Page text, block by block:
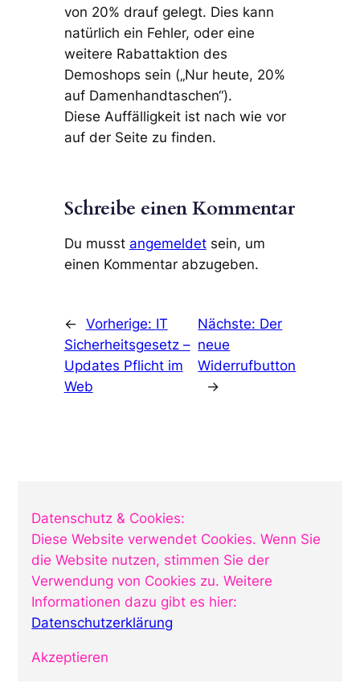
von 20% drauf gelegt. Dies kann
natürlich ein Fehler, oder eine
weitere Rabattaktion des
Demoshops sein („Nur heute, 20%
auf Damenhandtaschen“).
Diese Auffälligkeit ist nach wie vor
auf der Seite zu finden.
Schreibe einen Kommentar
Du musst angemeldetsein, um
einen Kommentar abzugeben.
← Vorherige: IT
Sicherheitsgesetz –
Updates Pflicht im
Web
Nächste: Der
neue
Widerrufbutton
→
Verschiedenes aus Commerce, Digitalisierung und
Business
Datenschutz & Cookies:
Diese Website verwendet Cookies. Wenn Sie
die Website nutzen, stimmen Sie der
Verwendung von Cookies zu. Weitere
Informationen dazu gibt es hier:
Datenschutzerklärung
Akzeptieren
Wichtige Informationen